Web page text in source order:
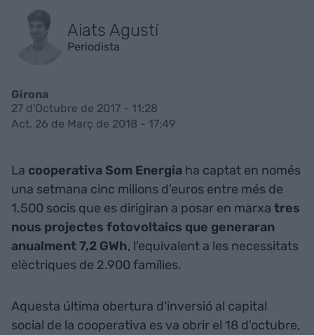
Aiats Agustí
Periodista
Girona
27 d'Octubre de 2017 - 11:28
Act. 26 de Març de 2018 - 17:49
La cooperativa Som Energia ha captat en només
una setmana cinc milions d'euros entre més de
1.500 socis que es dirigiran a posar en marxa tres
nous projectes fotovoltaics que generaran
anualment 7,2 GWh, l'equivalent a les necessitats
elèctriques de 2.900 famílies.
Aquesta última obertura d'inversió al capital
social de la cooperativa es va obrir el 18 d'octubre,